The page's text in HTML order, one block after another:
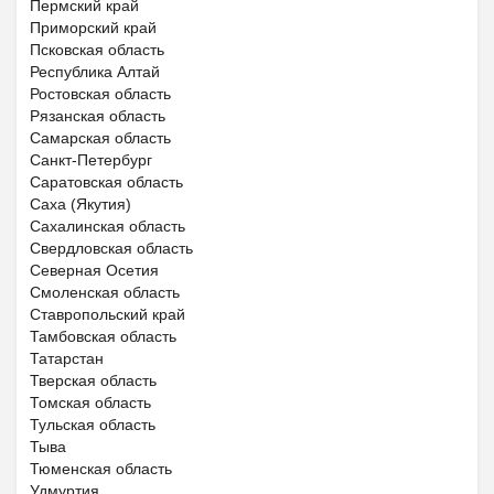
Пермский край
Приморский край
Псковская область
Республика Алтай
Ростовская область
Рязанская область
Самарская область
Санкт-Петербург
Саратовская область
Саха (Якутия)
Сахалинская область
Свердловская область
Северная Осетия
Смоленская область
Ставропольский край
Тамбовская область
Татарстан
Тверская область
Томская область
Тульская область
Тыва
Тюменская область